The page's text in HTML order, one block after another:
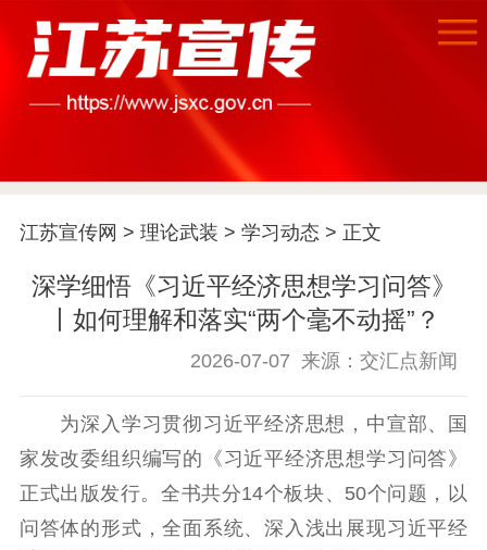
江苏要闻
公示公告
通知公告 信息公开制度
信息公开指南
江苏宣传网 > 理论武装 > 学习动态 > 正文
深学细悟《习近平经济思想学习问答》
丨如何理解和落实“两个毫不动摇”？
2026-07-07 来源：交汇点新闻
为深入学习贯彻习近平经济思想，中宣部、国
家发改委组织编写的《习近平经济思想学习问答》
正式出版发行。全书共分14个板块、50个问题，以
问答体的形式，全面系统、深入浅出展现习近平经